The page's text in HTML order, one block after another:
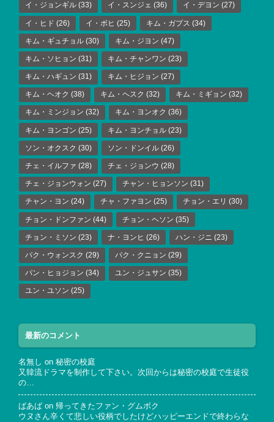
イ・ジョンギル (33) イ・スンジェ (36) イ・デヨン (27)
イ・ヒド (26) イ・ボヒ (25) キム・ガプス (34)
キム・ギュチョル (30) キム・ジヨン (47)
キム・ソヒョン (31) キム・チャンワン (23)
キム・ハギュン (31) キム・ヒジョン (27)
キム・ヘオク (38) キム・ヘスク (32) キム・ミギョン (32)
キム・ミンジョン (32) キム・ヨンオク (36)
キム・ヨンゴン (25) キム・ヨンチョル (23)
ソン・オクスク (30) ソン・ドンイル (26)
チェ・イルファ (28) チェ・ジョンウ (28)
チェ・ジョンウォン (27) チャン・ヒョンソン (31)
チャン・ヨン (24) チャ・ファヨン (25) チョン・エリ (30)
チョン・ドンファン (44) チョン・ヘソン (35)
チョン・ミソン (23) ナ・ヨンヒ (26) ハン・ジニ (23)
パク・ウォンスク (29) パク・クニョン (29)
パン・ヒョジョン (34) ユン・ジュサン (35)
ユン・ユソン (25)
最新のコメント
名無し on 秘密の校庭
又韓流ドラマを制作して下さい。次回からは秘密の校庭で生徒役
の…
ばあば on 帰ってきたファン・グムボク
ウヌさん辛くて悲しい役柄でしたけどハッピーエンドで終わらな